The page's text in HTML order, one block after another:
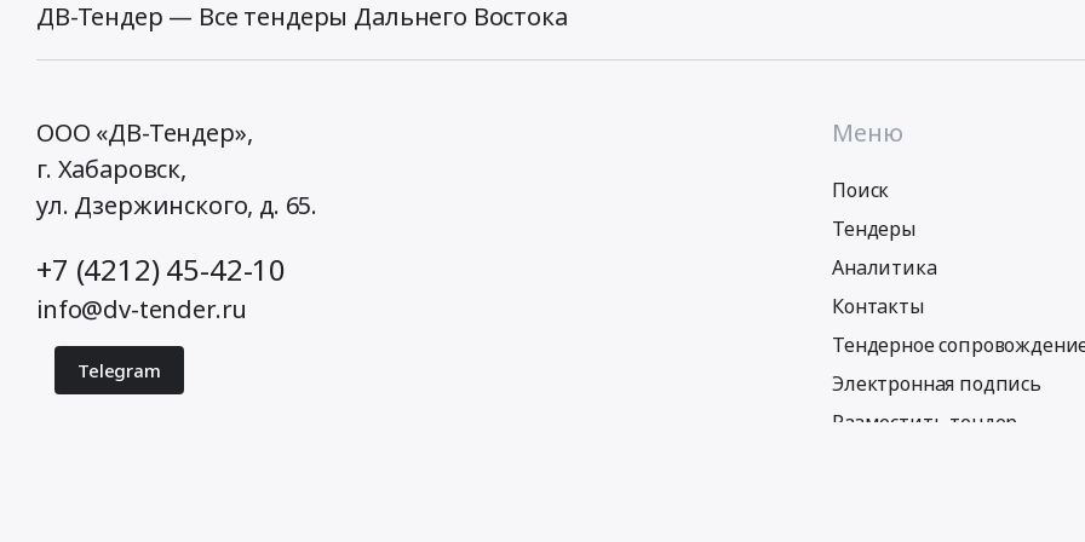
ДВ-Тендер — Все тендеры Дальнего Востока
ООО «ДВ-Тендер»,
г. Хабаровск,
ул. Дзержинского, д. 65.
+7 (4212) 45-42-10
info@dv-tender.ru
Telegram
Меню
Поиск
Тендеры
Аналитика
Контакты
Тендерное
Электронная подпись
Разместить тендер